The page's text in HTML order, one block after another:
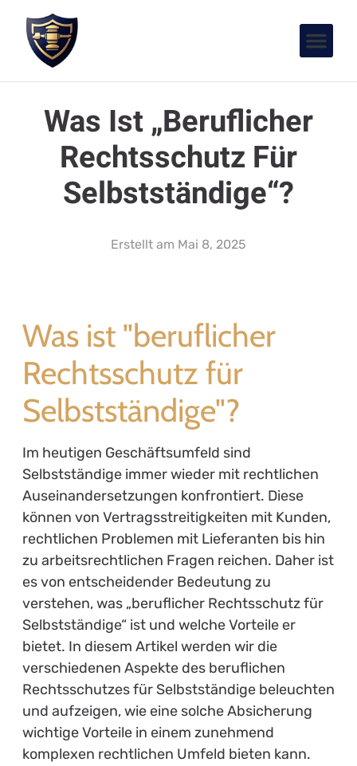
Was Ist „beruflicher
Rechtsschutz Für
Selbstständige“?
Erstellt am Mai 8, 2025
Was ist "beruflicher
Rechtsschutz für
Selbstständige"?
Im heutigen Geschäftsumfeld sind
Selbstständige immer wieder mit rechtlichen
Auseinandersetzungen konfrontiert. Diese
können von Vertragsstreitigkeiten mit Kunden,
rechtlichen Problemen mit Lieferanten bis hin
zu arbeitsrechtlichen Fragen reichen. Daher ist
es von entscheidender Bedeutung zu
verstehen, was „beruflicher Rechtsschutz für
Selbstständige“ ist und welche Vorteile er
bietet. In diesem Artikel werden wir die
verschiedenen Aspekte des beruflichen
Rechtsschutzes für Selbstständige beleuchten
und aufzeigen, wie eine solche Absicherung
wichtige Vorteile in einem zunehmend
komplexen rechtlichen Umfeld bieten kann.